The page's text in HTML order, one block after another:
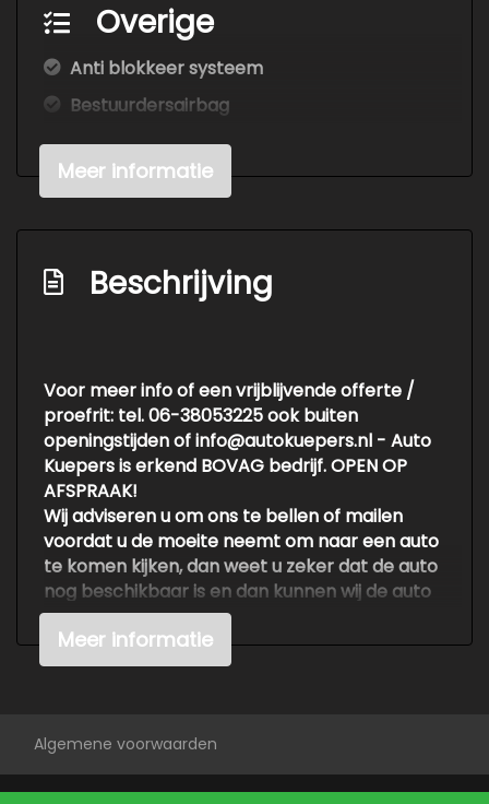
Overige
Anti blokkeer systeem
Bestuurdersairbag
Elektronisch stabiliteits programma
Hoofd airbag(s) achter
Zij airbag(s) voor
Buitenspiegels elektrisch verstelbaar
Centrale vergrendeling met
afstandsbediening
Lichtmetalen velgen 16"
Meer informatie
Beschrijving
Voor meer info of een vrijblijvende offerte /
proefrit: tel. 06-38053225 ook buiten
openingstijden of info@autokuepers.nl - Auto
Kuepers is erkend BOVAG bedrijf. OPEN OP
AFSPRAAK!
Wij adviseren u om ons te bellen of mailen
voordat u de moeite neemt om naar een auto
te komen kijken, dan weet u zeker dat de auto
nog beschikbaar is en dan kunnen wij de auto
klaarzetten voor een vrijblijvende testrit.
Voor meer en betere foto's kijk op de
Kwaliteit is voor ons erg belangrijk. Wij kopen
geen duur en groot pand en hebben geen
Meer informatie
Algemene voorwaarden